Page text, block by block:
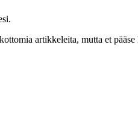
artikkeleita, mutta et